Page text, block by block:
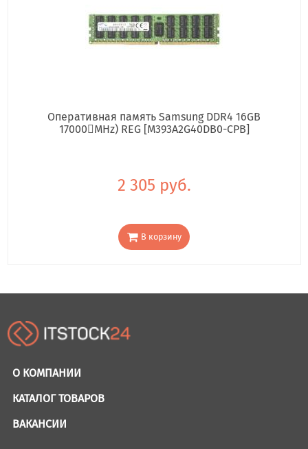
Оперативная память Samsung DDR4 16GB
17000񢋕MHz) REG [M393A2G40DB0-CPB]
2 305 руб.
В корзину
О КОМПАНИИ
КАТАЛОГ ТОВАРОВ
ВАКАНСИИ